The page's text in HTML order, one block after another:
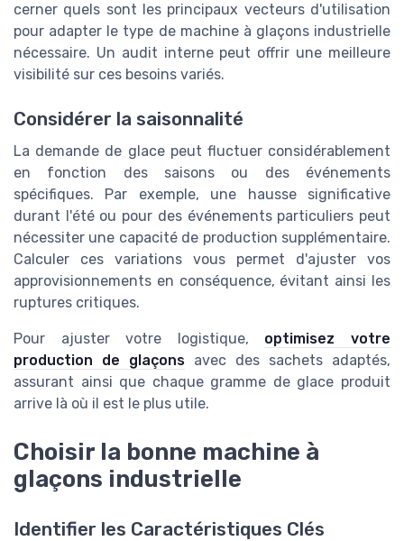
cerner quels sont les principaux vecteurs d'utilisation
pour adapter le type de machine à glaçons industrielle
nécessaire. Un audit interne peut offrir une meilleure
visibilité sur ces besoins variés.
Considérer la saisonnalité
La demande de glace peut fluctuer considérablement
en fonction des saisons ou des événements
spécifiques. Par exemple, une hausse significative
durant l'été ou pour des événements particuliers peut
nécessiter une capacité de production supplémentaire.
Calculer ces variations vous permet d'ajuster vos
approvisionnements en conséquence, évitant ainsi les
ruptures critiques.
Pour ajuster votre logistique, optimisez votre
production de glaçons avec des sachets adaptés,
assurant ainsi que chaque gramme de glace produit
arrive là où il est le plus utile.
Choisir la bonne machine à
glaçons industrielle
Identifier les Caractéristiques Clés